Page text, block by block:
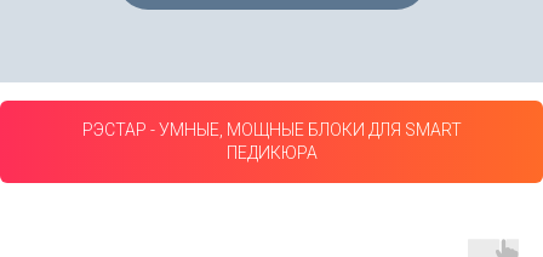
РЭСТАР - УМНЫЕ, МОЩНЫЕ БЛОКИ ДЛЯ SMART
ПЕДИКЮРА